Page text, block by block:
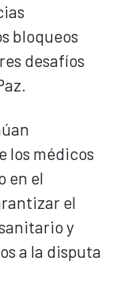
bloqueos
desafíos
los médicos
en el
el
y
a la disputa